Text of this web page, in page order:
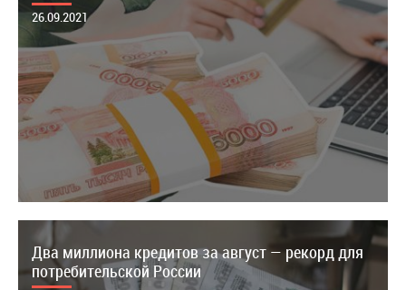
26.09.2021
Два миллиона кредитов за август — рекорд для
потребительской России